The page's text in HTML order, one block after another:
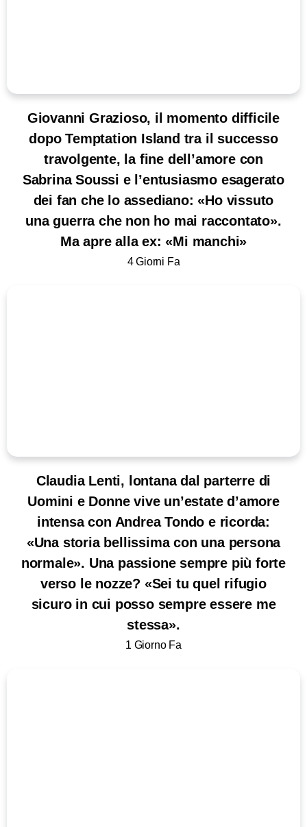
Giovanni Grazioso, il momento difficile
dopo Temptation Island tra il successo
travolgente, la fine dell’amore con
Sabrina Soussi e l’entusiasmo esagerato
dei fan che lo assediano: «Ho vissuto
una guerra che non ho mai raccontato».
Ma apre alla ex: «Mi manchi»
4 Giorni Fa
Claudia Lenti, lontana dal parterre di
Uomini e Donne vive un’estate d’amore
intensa con Andrea Tondo e ricorda:
«Una storia bellissima con una persona
normale». Una passione sempre più forte
verso le nozze? «Sei tu quel rifugio
sicuro in cui posso sempre essere me
stessa».
1 Giorno Fa